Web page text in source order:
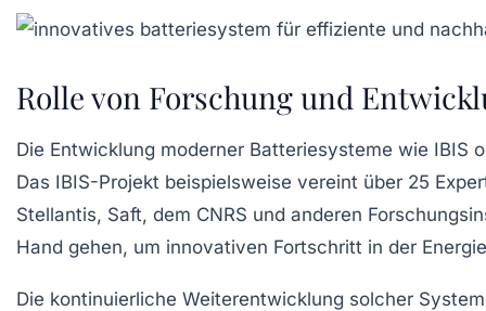
Rolle von Forschung und
Die Entwicklung moderner Batteriesysteme wie IBIS
Das IBIS-Projekt beispielsweise vereint über 25
Stellantis, Saft, dem CNRS und anderen
Hand gehen, um innovativen Fortschritt in der
Die kontinuierliche Weiterentwicklung solcher